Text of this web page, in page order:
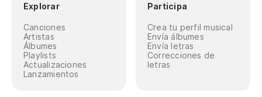
Explorar
Canciones
Artistas
Álbumes
Playlists
Actualizaciones
Lanzamientos
Participa
Crea tu perfil musical
Envía álbumes
Envía letras
Correcciones de
letras